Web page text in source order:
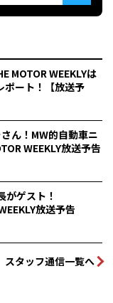
MOTOR WEEKLYは
ポート！【放送予
ん！MW的自動車ニ
WEEKLY放送予告
がゲスト！
放送予告
スタッフ通信一覧へ